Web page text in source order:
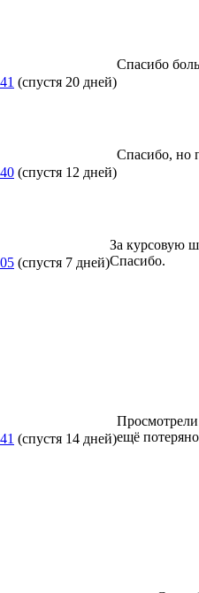
(спустя 20 дней)
Спасибо
(спустя 12 дней)
Спасибо, но
(спустя 7 дней)
За курсовую
Спасибо.
(спустя 14 дней)
Просмотрели
ещё